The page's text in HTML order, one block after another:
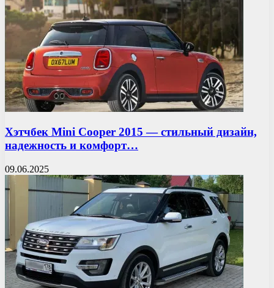
Хэтчбек Mini Cooper 2015 — стильный дизайн,
надежность и комфорт…
09.06.2025